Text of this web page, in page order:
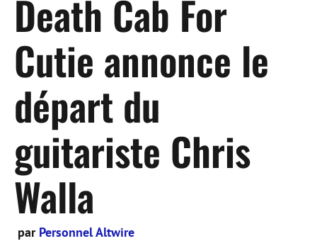
Death Cab For
Cutie annonce le
départ du
guitariste Chris
Walla
par Personnel Altwire